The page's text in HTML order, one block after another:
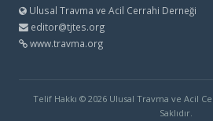
Ulusal Travma ve Acil Cerrahi Derneği
editor@tjtes.org
www.travma.org
Telif Hakkı © 2026 Ulusal Travma ve Acil
Saklıdır.